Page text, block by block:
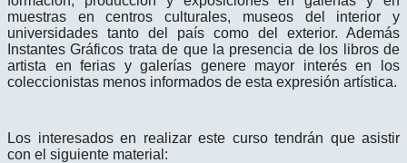
muestras en centros culturales, museos del interior y
universidades tanto del país como del exterior. Además
Instantes Gráficos trata de que la presencia de los libros de
artista en ferias y galerías genere mayor interés en los
coleccionistas menos informados de esta expresión artística.
Los interesados en realizar este curso tendrán que asistir
con el siguiente material: